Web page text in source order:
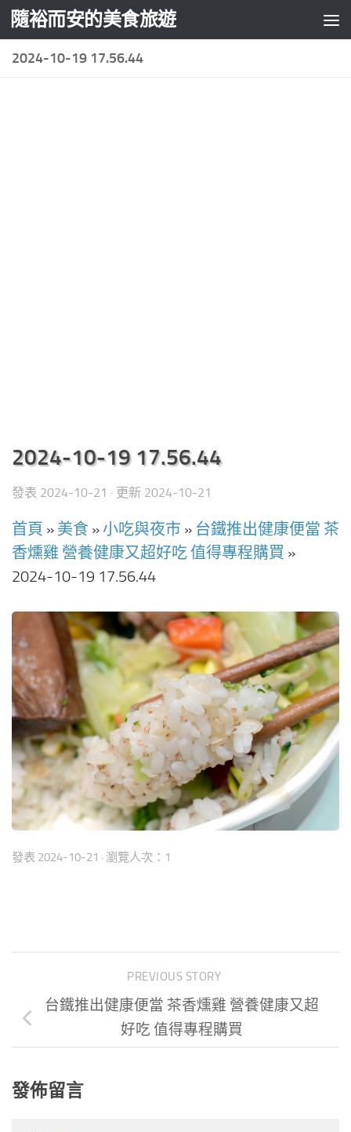
Skip to content
隨裕而安的美食旅遊
2024-10-19 17.56.44
2024-10-19 17.56.44
發表 2024-10-21 · 更新 2024-10-21
首頁 » 美食 » 小吃與夜市 » 台鐵推出健康便當 茶
香燻雞 營養健康又超好吃 值得專程購買 »
2024-10-19 17.56.44
發表 2024-10-21 · 瀏覽人次：1
PREVIOUS STORY
台鐵推出健康便當 茶香燻雞 營養健康又超
好吃 值得專程購買
發佈留言